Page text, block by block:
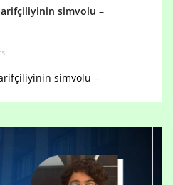
simvolu –
simvolu –